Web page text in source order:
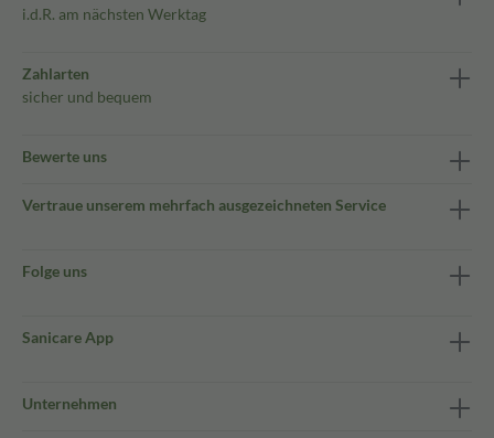
i.d.R. am nächsten Werktag
Zahlarten
sicher und bequem
Bewerte uns
Vertraue unserem mehrfach ausgezeichneten Service
Folge uns
Sanicare App
Unternehmen